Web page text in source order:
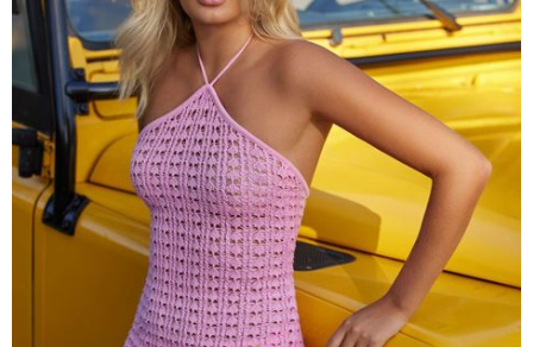
чашечками
Купальники танкини
Купальники с плавками слипы
Купальники с плавками танга